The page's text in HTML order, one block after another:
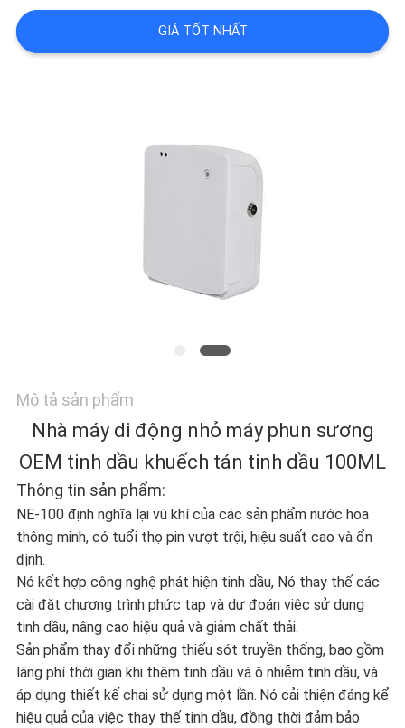
MÁY
TÔI
TIN
TỨC
YÊU
CẦU
BÁO
GIÁ
GIÁ TỐT NHẤT
Mô tả sản phẩm
Nhà máy di động nhỏ máy phun sương
OEM tinh dầu khuếch tán tinh dầu 100ML
Thông tin sản phẩm:
NE-100 định nghĩa lại vũ khí của các sản phẩm nước hoa
thông minh, có tuổi thọ pin vượt trội, hiệu suất cao và ổn
định.
Nó kết hợp công nghệ phát hiện tinh dầu, Nó thay thế các
cài đặt chương trình phức tạp và dự đoán việc sử dụng
tinh dầu, nâng cao hiệu quả và giảm chất thải.
Sản phẩm thay đổi những thiếu sót truyền thống, bao gồm
lãng phí thời gian khi thêm tinh dầu và ô nhiễm tinh dầu, và
áp dụng thiết kế chai sử dụng một lần. Nó cải thiện đáng kể
hiệu quả của việc thay thế tinh dầu, đồng thời đảm bảo